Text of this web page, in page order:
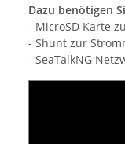
Dazu benötigen
- MicroSD Karte
- Shunt zur
- SeaTalkNG